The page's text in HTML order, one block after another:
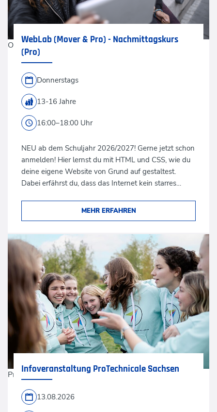
Oliver Rossi via Getty Images
WebLab (Mover & Pro) - Nachmittagskurs
(Pro)
Donnerstags
13-16 Jahre
16:00–18:00 Uhr
NEU ab dem Schuljahr 2026/2027! Gerne jetzt schon
anmelden! Hier lernst du mit HTML und CSS, wie du
deine eigene Website von Grund auf gestaltest.
Dabei erfährst du, dass das Internet kein starres…
MEHR ERFAHREN
ProTechnicale
Infoveranstaltung ProTechnicale Sachsen
13.08.2026